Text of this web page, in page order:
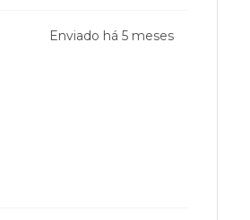
Enviado há 5 meses